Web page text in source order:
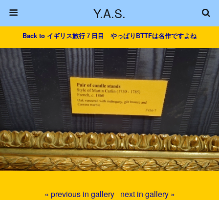
Y.A.S.
Back to イギリス旅行７日目 やっぱりBTTFは名作ですよね
« previous in gallery next in gallery »